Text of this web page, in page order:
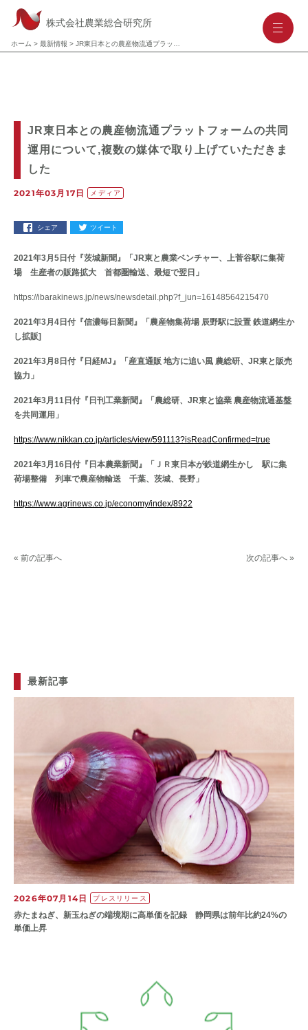
株式会社農業総合研究所
ホーム > 最新情報 >
--
JR東日本との農産物流通プラットフォームの共同
運用について,複数の媒体で取り上げていただきま
した
2021年03月17日 メディア
シェア ツイート
2021年3月5日付『茨城新聞』「JR東と農業ベンチャー、上菅谷駅に集荷
場 生産者の販路拡大 首都圏輸送、最短で翌日」
https://ibarakinews.jp/news/newsdetail.php?f_jun=16148564215470
2021年3月4日付『信濃毎日新聞』「農産物集荷場 辰野駅に設置 鉄道網生か
し拡販]
2021年3月8日付『日経MJ』「産直通販 地方に追い風 農総研、JR東と販売
協力」
2021年3月11日付『日刊工業新聞』「農総研、JR東と協業 農産物流通基盤
を共同運用」
https://www.nikkan.co.jp/articles/view/591113?isReadConfirmed=true
2021年3月16日付『日本農業新聞』「ＪＲ東日本が鉄道網生かし 駅に集
荷場整備 列車で農産物輸送 千葉、茨城、長野」
https://www.agrinews.co.jp/economy/index/8922
次の記事へ »
« 前の記事へ
最新記事
2026年07月14日 プレスリリース
赤たまねぎ、新玉ねぎの端境期に高単価を記録 静岡県は前年比約24%の
単価上昇